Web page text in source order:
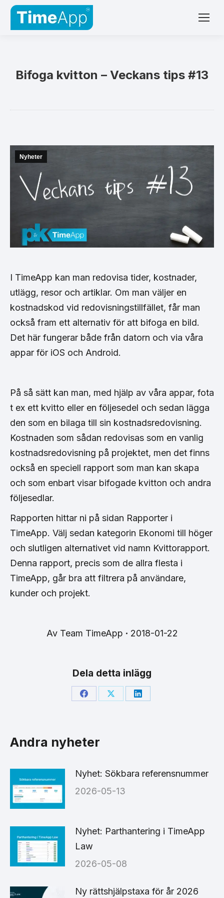
Bifoga kvitton – Veckans tips #13
Nyheter
I TimeApp kan man redovisa tider, kostnader,
utlägg, resor och artiklar. Om man väljer en
kostnadskod vid redovisningstillfället, får man
också fram ett alternativ för att bifoga en bild.
Det här fungerar både från datorn och via våra
appar för iOS och Android.
På så sätt kan man, med hjälp av våra appar, fota
t ex ett kvitto eller en följesedel och sedan lägga
den som en bilaga till sin kostnadsredovisning.
Kostnaden som sådan redovisas som en vanlig
kostnadsredovisning på projektet, men det finns
också en speciell rapport som man kan skapa
och som enbart visar bifogade kvitton och andra
följesedlar.
Rapporten hittar ni på sidan Rapporter i
TimeApp. Välj sedan kategorin Ekonomi till höger
och slutligen alternativet vid namn Kvittorapport.
Denna rapport, precis som de allra flesta i
TimeApp, går bra att filtrera på användare,
kunder och projekt.
Av Team TimeApp 2018-01-22
Dela detta inlägg
Share Share Share
Andra nyheter
Nyhet: Sökbara referensnummer
2026-05-13
Nyhet: Parthantering i TimeApp
Law
2026-05-08
Ny rättshjälpstaxa för år 2026